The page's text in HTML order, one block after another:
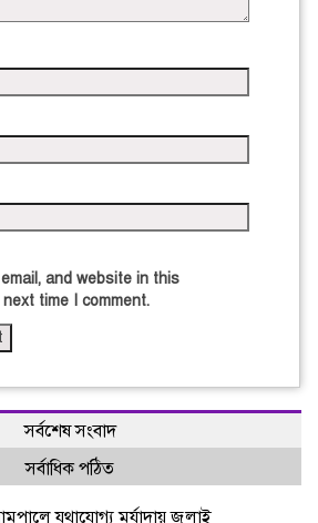
and website in this
time I comment.
সর্বশেষ সংবাদ
সর্বাধিক পঠিত
যথাযোগ্য মর্যাদায় জুলাই